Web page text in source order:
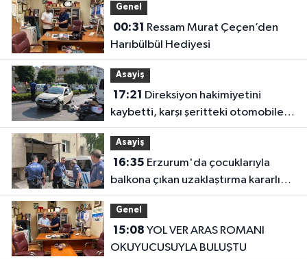
Genel
00:31
Harıbülbül Hediyesi
Asayiş
17:21
kaybetti, karşı şeritteki otomobile
çarptı
Asayiş
16:35
balkona çıkan uzaklaştırma kararlı
koca ikna edildi
Genel
15:08
OKUYUCUSUYLA BULUŞTU